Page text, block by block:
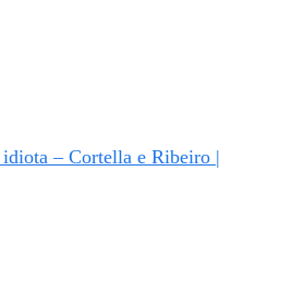
– Cortella e Ribeiro |